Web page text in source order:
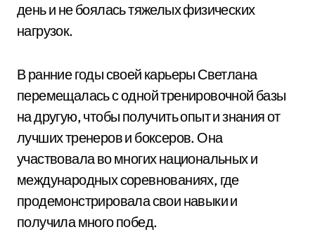
день и не боялась тяжелых физических
нагрузок.
В ранние годы своей карьеры Светлана
перемещалась с одной тренировочной базы
на другую, чтобы получить опыт и знания от
лучших тренеров и боксеров. Она
участвовала во многих национальных и
международных соревнованиях, где
продемонстрировала свои навыки и
получила много побед.